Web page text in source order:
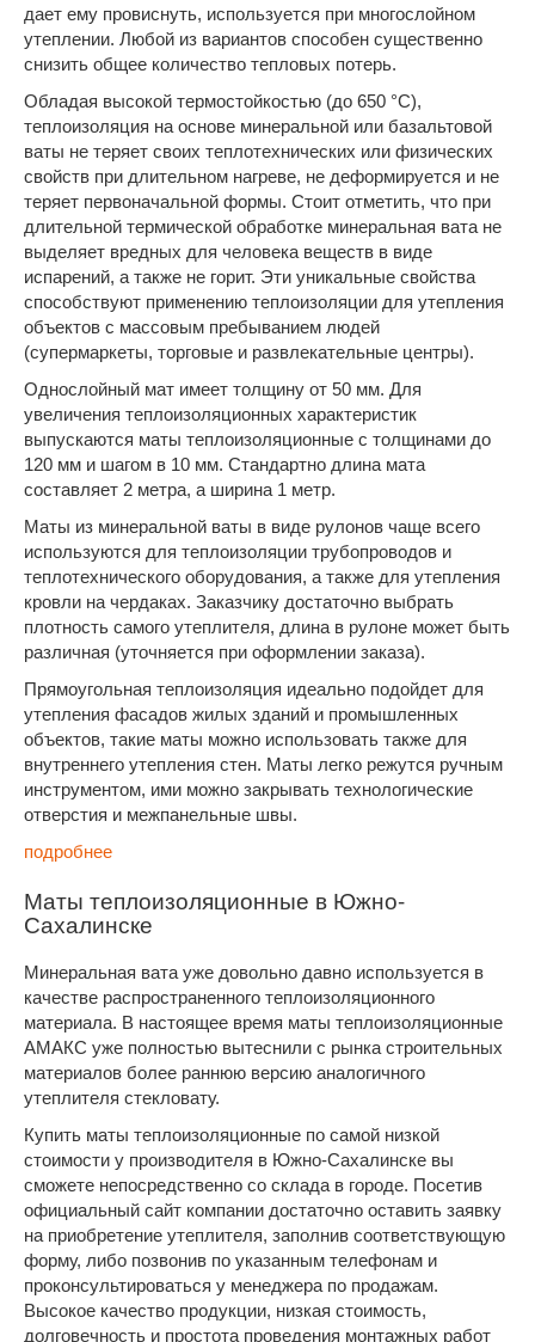
дает ему провиснуть, используется при многослойном
утеплении. Любой из вариантов способен существенно
снизить общее количество тепловых потерь.
Обладая высокой термостойкостью (до 650 °С),
теплоизоляция на основе минеральной или базальтовой
ваты не теряет своих теплотехнических или физических
свойств при длительном нагреве, не деформируется и не
теряет первоначальной формы. Стоит отметить, что при
длительной термической обработке минеральная вата не
выделяет вредных для человека веществ в виде
испарений, а также не горит. Эти уникальные свойства
способствуют применению теплоизоляции для утепления
объектов с массовым пребыванием людей
(супермаркеты, торговые и развлекательные центры).
Однослойный мат имеет толщину от 50 мм. Для
увеличения теплоизоляционных характеристик
выпускаются маты теплоизоляционные с толщинами до
120 мм и шагом в 10 мм. Стандартно длина мата
составляет 2 метра, а ширина 1 метр.
Маты из минеральной ваты в виде рулонов чаще всего
используются для теплоизоляции трубопроводов и
теплотехнического оборудования, а также для утепления
кровли на чердаках. Заказчику достаточно выбрать
плотность самого утеплителя, длина в рулоне может быть
различная (уточняется при оформлении заказа).
Прямоугольная теплоизоляция идеально подойдет для
утепления фасадов жилых зданий и промышленных
объектов, такие маты можно использовать также для
внутреннего утепления стен. Маты легко режутся ручным
инструментом, ими можно закрывать технологические
отверстия и межпанельные швы.
подробнее
Маты теплоизоляционные в Южно-
Сахалинске
Минеральная вата уже довольно давно используется в
качестве распространенного теплоизоляционного
материала. В настоящее время маты теплоизоляционные
АМАКС уже полностью вытеснили с рынка строительных
материалов более раннюю версию аналогичного
утеплителя стекловату.
Купить маты теплоизоляционные по самой низкой
стоимости у производителя в Южно-Сахалинске вы
сможете непосредственно со склада в городе. Посетив
официальный сайт компании достаточно оставить заявку
на приобретение утеплителя, заполнив соответствующую
форму, либо позвонив по указанным телефонам и
проконсультироваться у менеджера по продажам.
Высокое качество продукции, низкая стоимость,
долговечность и простота проведения монтажных работ